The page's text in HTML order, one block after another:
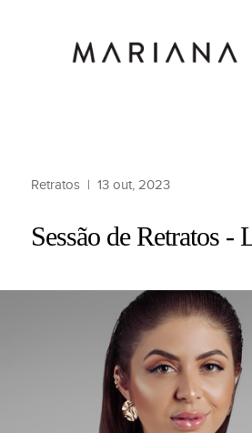
Retratos| 13 out, 2023
Sessão de Retratos